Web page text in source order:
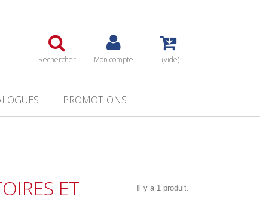
Rechercher Mon compte (vide)
PROMOTIONS
ET Il y a 1 produit.